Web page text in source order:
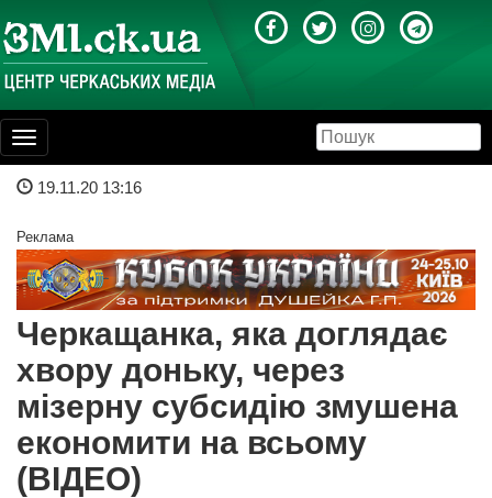
Toggle
navigation
19.11.20 13:16
Реклама
Черкащанка, яка доглядає
хвору доньку, через
мізерну субсидію змушена
економити на всьому
(ВІДЕО)